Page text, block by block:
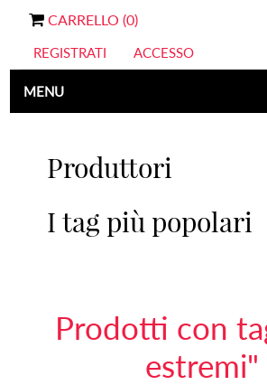
CARRELLO (0)
REGISTRATI ACCESSO
MENU
Produttori
I tag più popolari
Prodotti con
estremi"